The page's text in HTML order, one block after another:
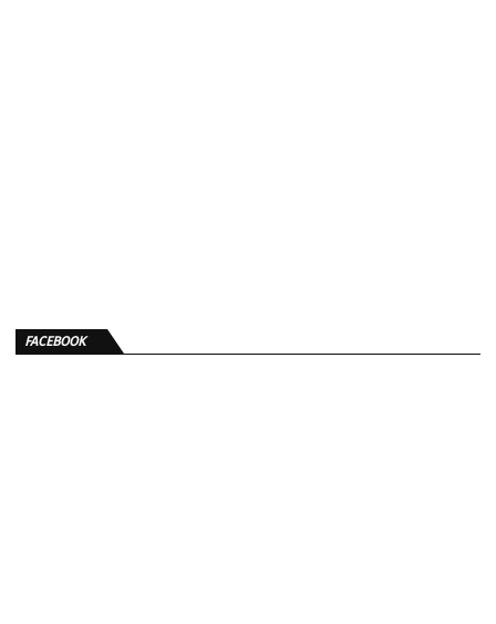
FACEBOOK